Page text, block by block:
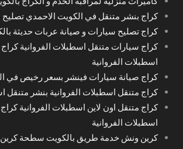
كراج بنشر متنقل في الكويت الاحمدي
كراج تصليح سيارات و صيانة عربات حديثة
كراج سيارات متنقل اسطبلات الفروانية
اسطبلات الفروانية
كراج صيانة سيارات فينشر بسعر رخيص في
كراج متنقل اسطبلات الفروانية بنشر متنقل
كراج متنقل اون لاين اسطبلات الفروانية
اسطبلات الفروانية
كرين ونش خدمة طريق بالكويت سطحة